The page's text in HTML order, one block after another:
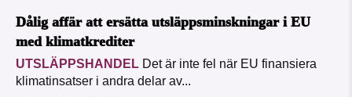
Dålig affär att ersätta utsläppsminskningar i EU
med klimatkrediter
UTSLÄPPSHANDEL Det är inte fel när EU finansiera
klimatinsatser i andra delar av...